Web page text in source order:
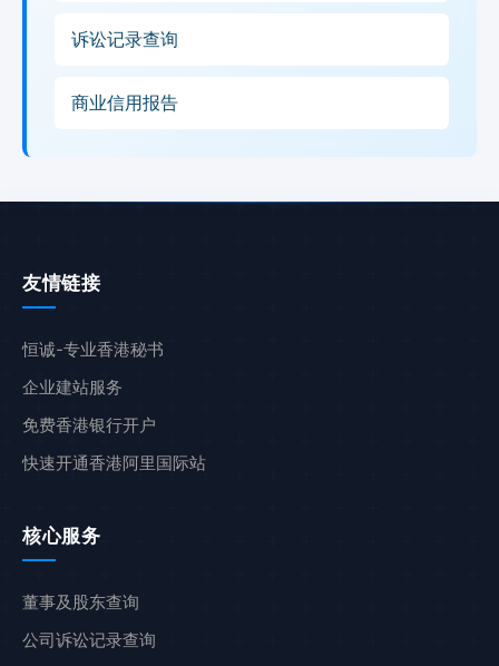
诉讼记录查询
商业信用报告
友情链接
恒诚-专业香港秘书
企业建站服务
免费香港银行开户
快速开通香港阿里国际站
核心服务
董事及股东查询
公司诉讼记录查询